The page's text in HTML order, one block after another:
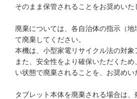
こどもちゃれんじ
進研ゼミ 中学講座
そのまま保管されることをお奨めいた
廃棄については、各自治体の指示（地
て廃棄してください。
本機は、小型家電リサイクル法の対象
また、安全性をより確保いただくた
い状態で廃棄されることを、お奨めい
タブレット本体を廃棄される場合は